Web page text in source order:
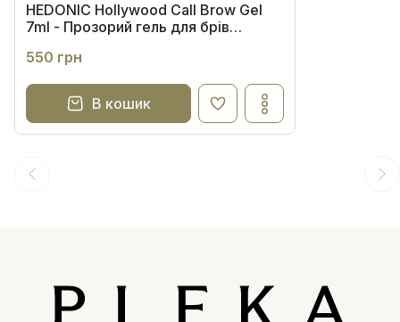
HEDONIC Hollywood Call Brow Gel
7ml - Прозорий гель для брів
550 грн
В кошик